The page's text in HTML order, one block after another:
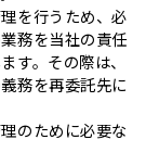
を行うため、必
務を当社の責任
す。その際は、
務を再委託先に
のために必要な